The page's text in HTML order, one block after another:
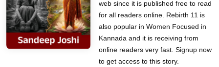
web since it is published free to read
for all readers online. Rebirth 11 is
also popular in Women Focused in
Kannada and it is receiving from
online readers very fast. Signup now
to get access to this story.